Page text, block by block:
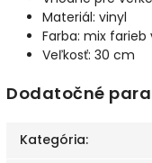
Materiál: vinyl
Farba: mix farieb
Veľkosť: 30 cm
Dodatočné
Kategória: